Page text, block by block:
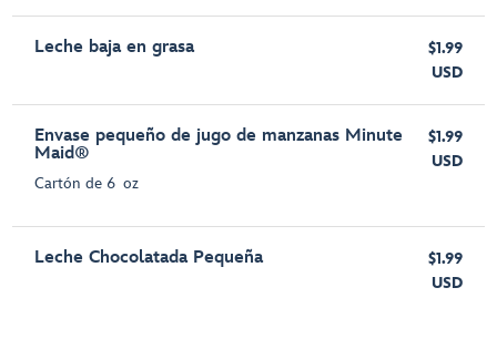
Leche baja en grasa
$1.99
USD
Envase pequeño de jugo de manzanas Minute
Maid®
Cartón de 6 oz
$1.99
USD
Leche Chocolatada Pequeña
$1.99
USD